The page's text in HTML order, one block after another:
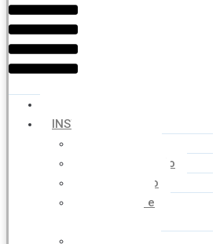
Menu
INSTITUCIONAL
Coordenação
Financeiro
Estatuto e